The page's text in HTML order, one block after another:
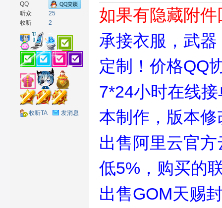
QQ
听众
25
收听
2
收听TA 发消息
如果有隐藏附
承接衣服，武
定制！价格QQ
7*24小时在线
本制作，版本
出售阿里云官
低5%，购买的
出售GOM天赐